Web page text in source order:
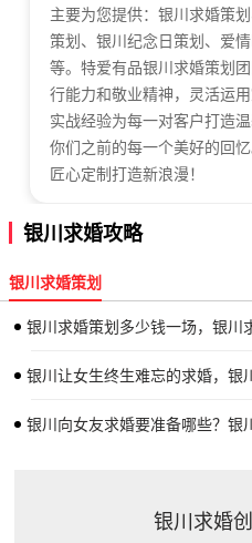
主要为您提供：银川求婚策
策划、银川纪念日策划、爱
等。特爱有品银川求婚策划
行能力和敬业精神，灵活运
实战经验为每一对客户打造
你们之前的每一个美好的回
匠心定制打造新浪漫！
银川求婚攻略
银川求婚策划
银川求婚策划多少钱一场，银川
银川让女生终生难忘的求婚，银川
银川向女友求婚要准备哪些？银
银川求婚